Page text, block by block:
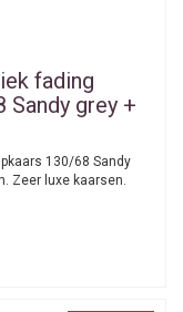
fading
grey +
130/68 Sandy
Zeer luxe kaarsen.